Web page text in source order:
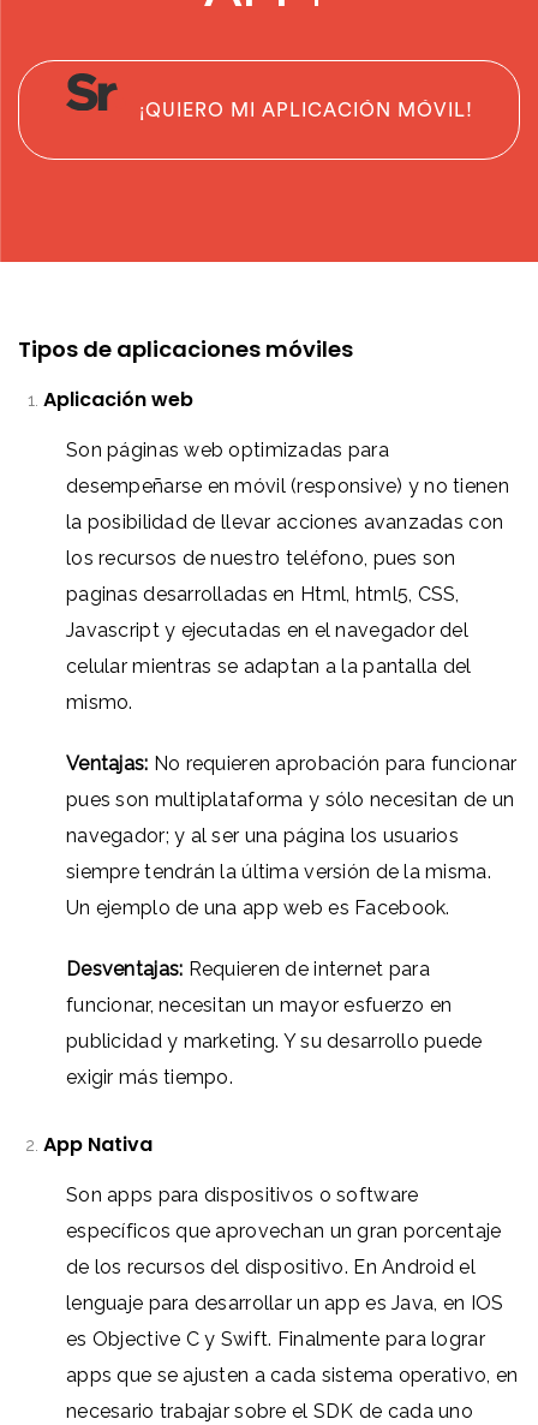
¡QUIERO MI APLICACIÓN MÓVIL!
Tipos de aplicaciones móviles
Aplicación web
Son páginas web optimizadas para
desempeñarse en móvil (responsive) y no tienen
la posibilidad de llevar acciones avanzadas con
los recursos de nuestro teléfono, pues son
paginas desarrolladas en Html, html5, CSS,
Javascript y ejecutadas en el navegador del
celular mientras se adaptan a la pantalla del
mismo.
Ventajas: No requieren aprobación para funcionar
pues son multiplataforma y sólo necesitan de un
navegador; y al ser una página los usuarios
siempre tendrán la última versión de la misma.
Un ejemplo de una app web es Facebook.
Desventajas: Requieren de internet para
funcionar, necesitan un mayor esfuerzo en
publicidad y marketing. Y su desarrollo puede
exigir más tiempo.
App Nativa
Son apps para dispositivos o software
específicos que aprovechan un gran porcentaje
de los recursos del dispositivo. En Android el
lenguaje para desarrollar un app es Java, en IOS
es Objective C y Swift. Finalmente para lograr
apps que se ajusten a cada sistema operativo, en
necesario trabajar sobre el SDK de cada uno